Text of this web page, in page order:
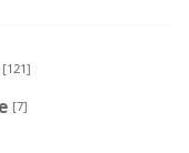
[121]
[7]